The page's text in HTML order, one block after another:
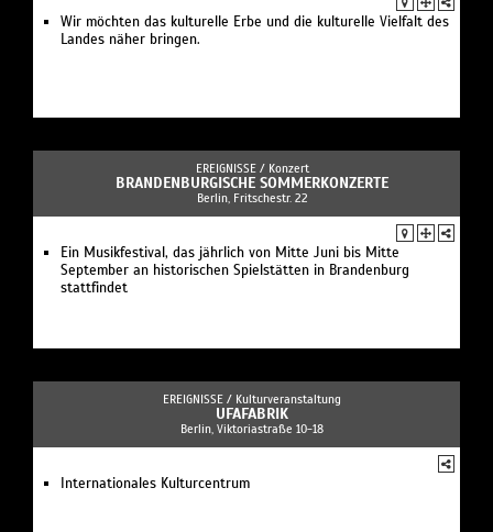
Wir möchten das kulturelle Erbe und die kulturelle Vielfalt des
Landes näher bringen.
EREIGNISSE / Konzert
BRANDENBURGISCHE SOMMERKONZERTE
Berlin, Fritschestr. 22
Ein Musikfestival, das jährlich von Mitte Juni bis Mitte
September an historischen Spielstätten in Brandenburg
stattfindet
EREIGNISSE / Kulturveranstaltung
UFAFABRIK
Berlin, Viktoriastraße 10-18
Internationales Kulturcentrum